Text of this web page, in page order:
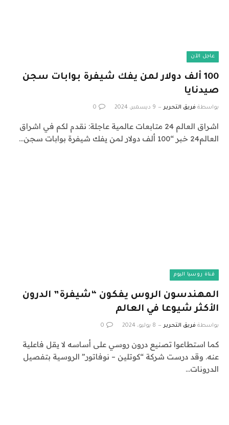
عاجل الآن
100 ألف دولار لمن يفك شيفرة بوابات سجن
صيدنايا
بواسطة فريق التحرير 9 ديسمبر، 2024 0
اشراق العالم 24 متابعات عالمية عاجلة: نقدم لكم في اشراق
العالم24 خبر “100 ألف دولار لمن يفك شيفرة بوابات سجن…
قناة روسيا اليوم
المهندسون الروس يفكون “شيفرة” الدرون
الأكثر شيوعا في العالم
بواسطة فريق التحرير 8 يوليو، 2024 0
كما استطاعوا تصنيع درون روسي على أساسه لا يقل فاعلية
عنه. وقد درست شركة “كوتلين – نوفاتور” الروسية بتفصيل
الدرونات…